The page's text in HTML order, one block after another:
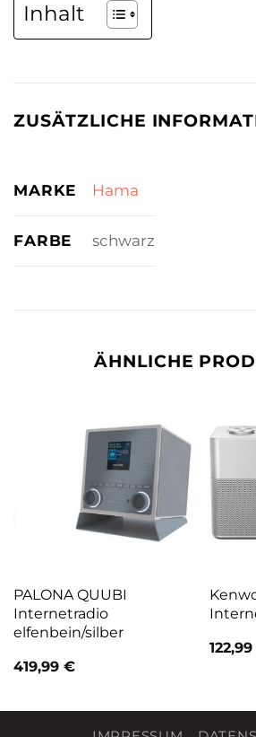
Inhalt
ZUSÄTZLICHE
MARKE Hama
FARBE schwarz
ÄHNLICHE
PALONA QUUBI
Internetradio
elfenbein/silber
419,99 €
122,99